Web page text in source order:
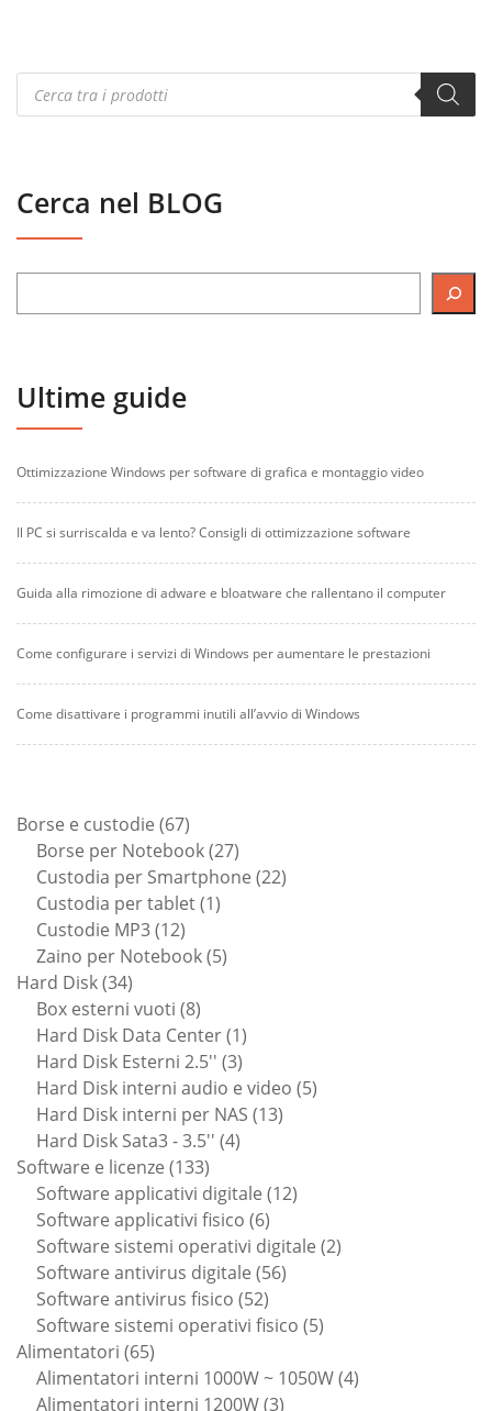
Products
search
Cerca nel BLOG
Ultime guide
Ottimizzazione Windows per software di grafica e montaggio video
Il PC si surriscalda e va lento? Consigli di ottimizzazione software
Guida alla rimozione di adware e bloatware che rallentano il computer
Come configurare i servizi di Windows per aumentare le prestazioni
Come disattivare i programmi inutili all’avvio di Windows
Borse e custodie 6767
prodotti
Borse per Notebook 2727
prodotti
Custodia per Smartphone 2222
Custodia per tablet 11
Custodie MP3 1212
prodotti
Zaino per Notebook 55
Hard Disk 3434
prodotti
Box esterni vuoti 88
prodotti
Hard Disk Data Center 11
prodotto
Hard Disk Esterni 2.5'' 33
prodotti
Hard Disk interni audio e video 55
Hard Disk interni per NAS 1313
Hard Disk Sata3 - 3.5'' 44
Software e licenze 133133
prodotti
Software applicativi digitale 1212
Software applicativi fisico 66
prodotti
Software sistemi operativi digitale 22
Software antivirus digitale 5656
Software antivirus fisico 5252
prodotti
Software sistemi operativi fisico 55
Alimentatori 6565
prodotti
Alimentatori interni 1000W ~ 1050W 44
Alimentatori interni 1200W 33